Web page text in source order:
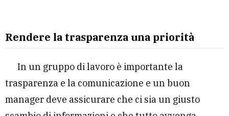
Rendere la trasparenza una priorità
In un gruppo di lavoro è importante la
trasparenza e la comunicazione e un buon
manager deve assicurare che ci sia un giusto